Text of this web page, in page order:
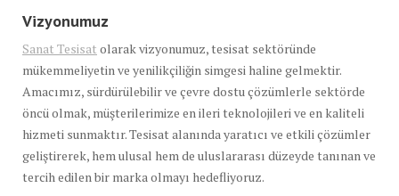
Vizyonumuz
Sanat Tesisat olarak vizyonumuz, tesisat sektöründe
mükemmeliyetin ve yenilikçiliğin simgesi haline gelmektir.
Amacımız, sürdürülebilir ve çevre dostu çözümlerle sektörde
öncü olmak, müşterilerimize en ileri teknolojileri ve en kaliteli
hizmeti sunmaktır. Tesisat alanında yaratıcı ve etkili çözümler
geliştirerek, hem ulusal hem de uluslararası düzeyde tanınan ve
tercih edilen bir marka olmayı hedefliyoruz.